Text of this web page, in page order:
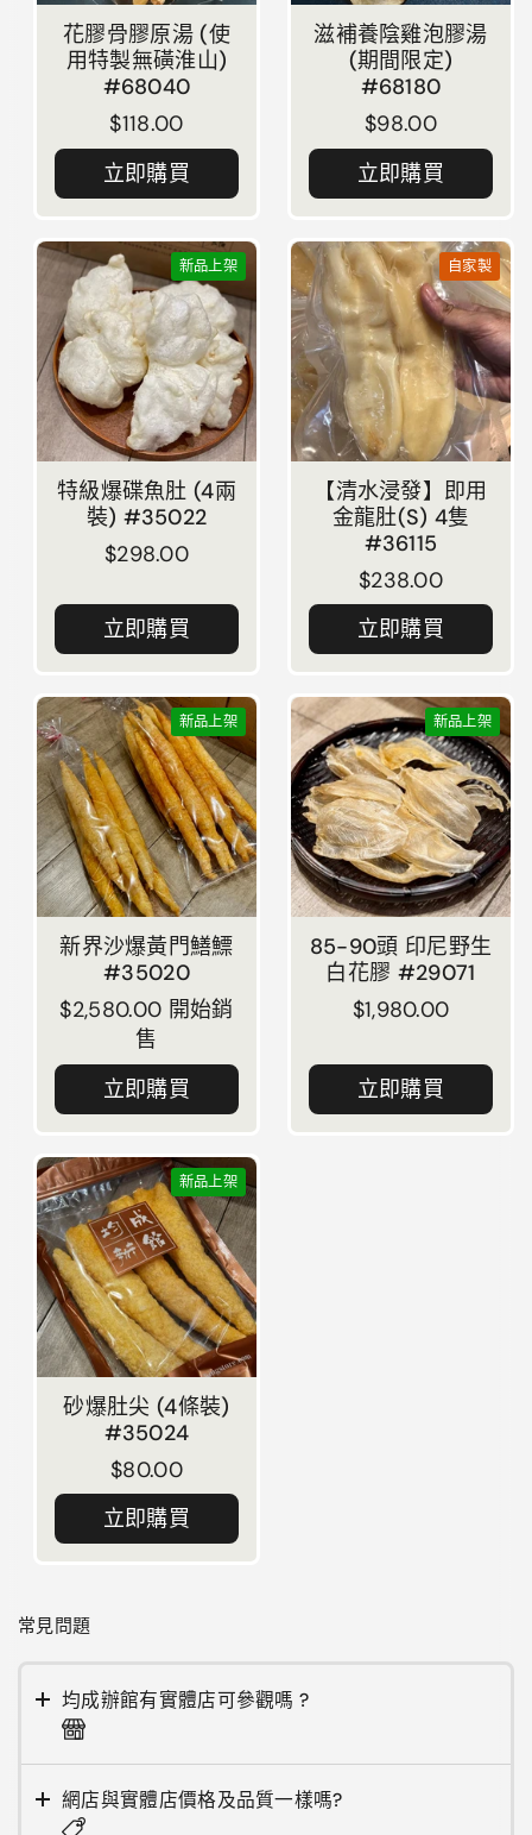
花膠骨膠原湯 (使
用特製無磺淮山)
#68040
正常價格
$118.00
立即購買
滋補養陰雞泡膠湯
(期間限定)
#68180
正常價格
$98.00
立即購買
特級爆碟魚肚 (4兩
裝) #35022
正常價格
$298.00
立即購買
新品上架
【清水浸發】即用
金龍肚(S) 4隻
#36115
正常價格
$238.00
立即購買
自家製
新界沙爆黃門鱔鰾
#35020
正常價格
$2,580.00 開始銷
售
立即購買
新品上架
85-90頭 印尼野生
白花膠 #29071
正常價格
$1,980.00
立即購買
新品上架
砂爆肚尖 (4條裝)
#35024
正常價格
$80.00
立即購買
新品上架
常見問題
均成辦館有實體店可參觀嗎 ?
網店與實體店價格及品質一樣嗎?